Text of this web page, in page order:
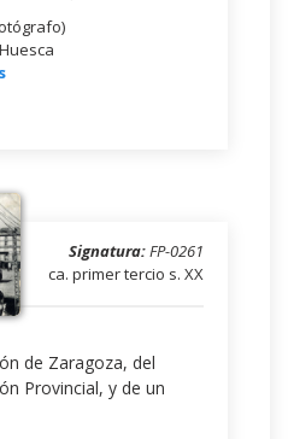
Signatura:FP-0261
ca. primer tercio s. XX
de Zaragoza, del
Provincial, y de un